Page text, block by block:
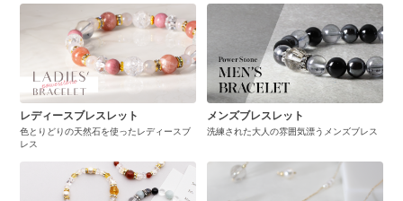
レディースブレスレット
色とりどりの天然石を使ったレディースブ
レス
メンズブレスレット
洗練された大人の雰囲気漂うメンズブレス